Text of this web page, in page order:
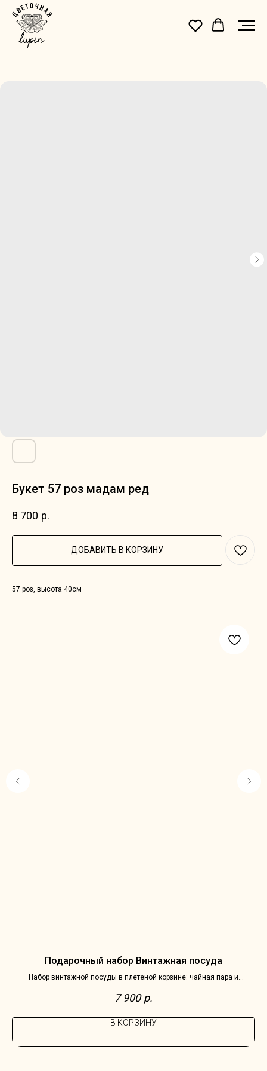
Букет 57 роз мадам ред
8 700 р.
ДОБАВИТЬ В КОРЗИНУ
57 роз, высота 40см
Подарочный набор Винтажная посуда
Набор винтажной посуды в плетеной корзине: чайная пара и
7 900 р.
В КОРЗИНУ